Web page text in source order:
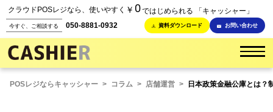
クラウドPOSレジなら、使いやすく ￥ 0ではじめられる 「キャッシャー」
今すぐ、ご相談する 050-8881-0932 資料ダウンロード お問い合わせ
POSレジならキャッシャー > コラム > 店舗運営 > 日本政策金融公庫とは？